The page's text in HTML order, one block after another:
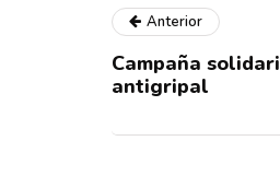
Anterior
Campaña
antigripal